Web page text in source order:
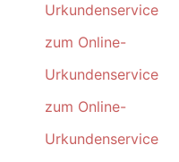
Urkundenservice
zum Online-
Urkundenservice
zum Online-
Urkundenservice